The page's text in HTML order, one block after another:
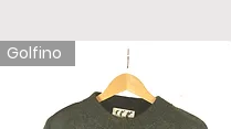
Golfino